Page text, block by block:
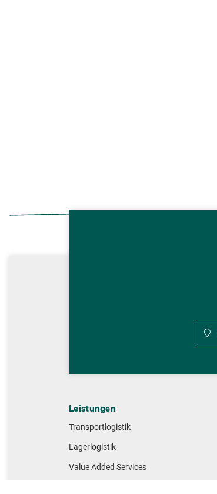
Leistungen
Transportlogistik
Lagerlogistik
Value Added Services